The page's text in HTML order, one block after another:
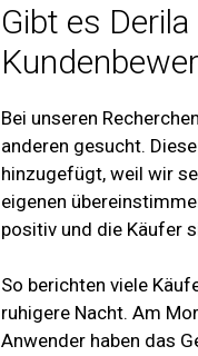
Gibt es
Bei unseren
anderen gesucht.
hinzugefügt, weil wir
eigenen
positiv und die Käufer
So berichten viele
ruhigere Nacht. Am
Anwender haben das